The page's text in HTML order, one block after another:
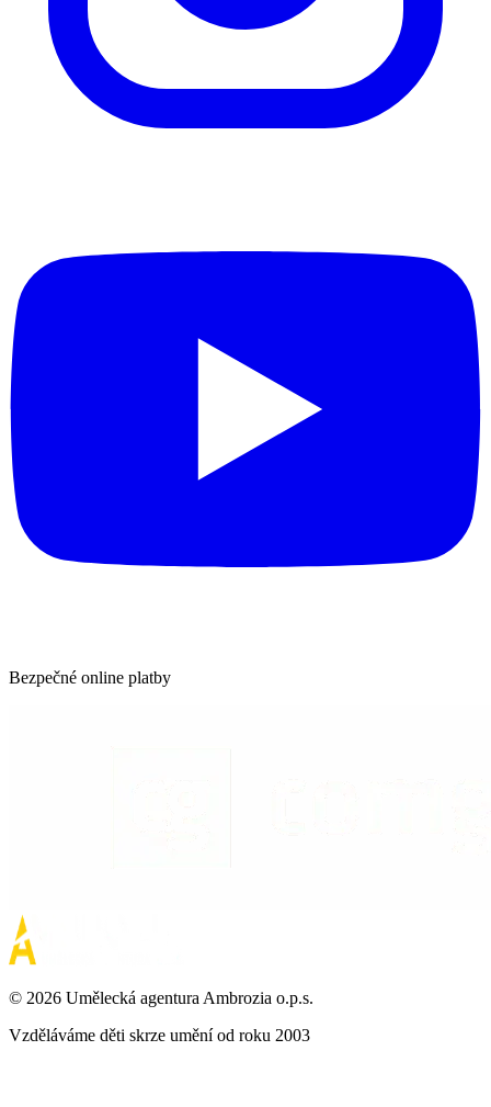
Bezpečné online platby
© 2026 Umělecká agentura Ambrozia o.p.s.
Vzděláváme děti skrze umění od roku 2003